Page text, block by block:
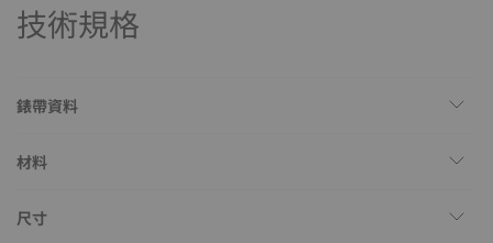
技術規格
錶帶資料
材料
尺寸